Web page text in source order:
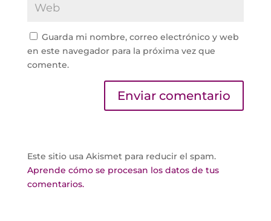
Guarda mi nombre, correo electrónico y web
en este navegador para la próxima vez que
comente.
Este sitio usa Akismet para reducir el spam.
Aprende cómo se procesan los datos de tus
comentarios.